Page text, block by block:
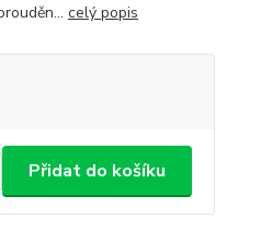
celý popis
Přidat do košíku